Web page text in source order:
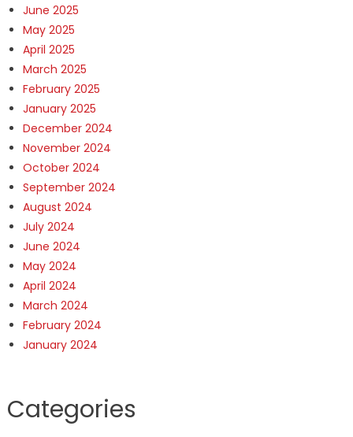
June 2025
May 2025
April 2025
March 2025
February 2025
January 2025
December 2024
November 2024
October 2024
September 2024
August 2024
July 2024
June 2024
May 2024
April 2024
March 2024
February 2024
January 2024
Categories